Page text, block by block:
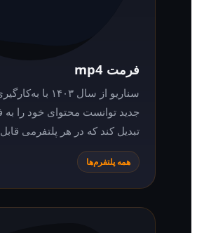
سناریو از سال ۱۴۰۳ با به‌کارگیری فناوری
جدید توانست محتوای خود را به فرمت mp4
تبدیل کند که در هر پلتفرمی قابل پخش است.
همه پلتفرم‌ها